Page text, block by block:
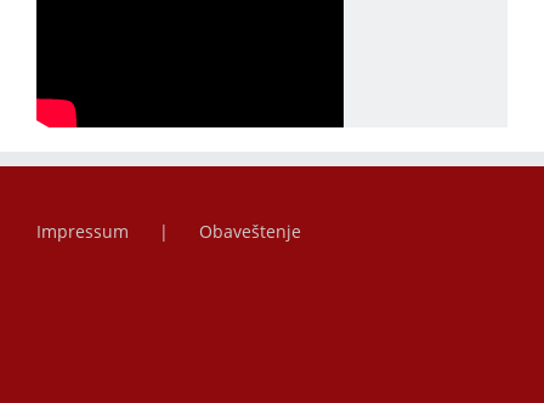
Impressum Obaveštenje